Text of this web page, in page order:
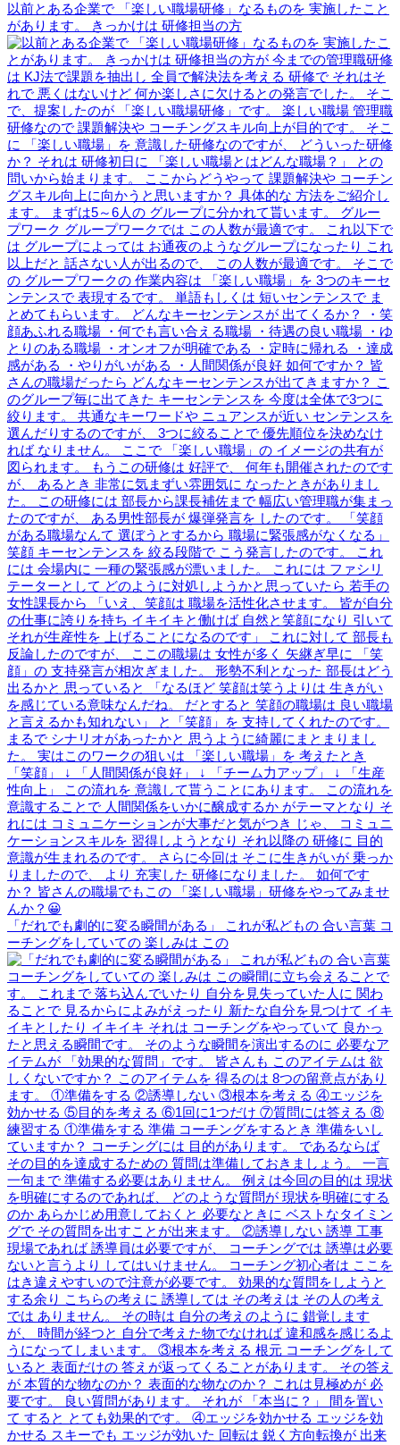
以前とある企業で 「楽しい職場研修」なるものを 実施したこと
があります。 きっかけは 研修担当の方
「だれでも劇的に変る瞬間がある」 これが私どもの 合い言葉 コ
ーチングをしていての 楽しみは この